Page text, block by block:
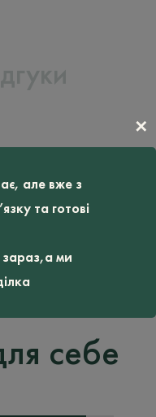
але вже з
та готові
ми
✕
себе